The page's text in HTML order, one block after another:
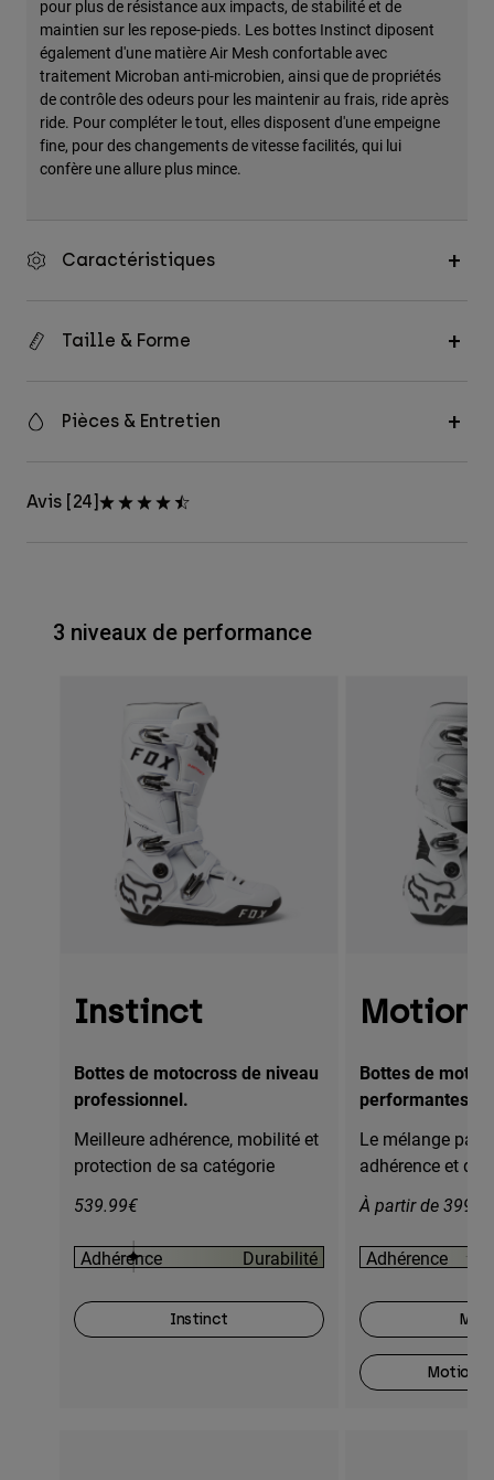
pour plus de résistance aux impacts, de stabilité et de
maintien sur les repose-pieds. Les bottes Instinct diposent
également d'une matière Air Mesh confortable avec
traitement Microban anti-microbien, ainsi que de propriétés
de contrôle des odeurs pour les maintenir au frais, ride après
ride. Pour compléter le tout, elles disposent d'une empeigne
fine, pour des changements de vitesse facilités, qui lui
confère une allure plus mince.
Caractéristiques
Taille & Forme
Pièces & Entretien
Avis [24]
3 niveaux de performance
Instinct
Bottes de motocross de niveau
professionnel.
Meilleure adhérence, mobilité et
protection de sa catégorie
539.99€
Adhérence Durabilité
Instinct
Motion
Bottes de
performantes.
Le mélange
adhérence et
À partir de
Adhérence
Motion